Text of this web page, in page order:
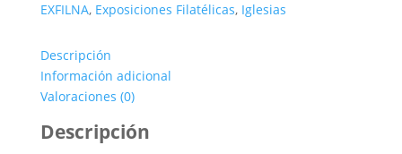
EXFILNA.
cantidad
EXFILNA, Exposiciones Filatélicas, Iglesias
Descripción
Información adicional
Valoraciones (0)
Descripción